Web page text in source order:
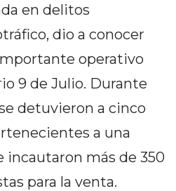
en delitos
dio a conocer
operativo
9 de Julio. Durante
detuvieron a cinco
a una
incautaron más de 350
para la venta.